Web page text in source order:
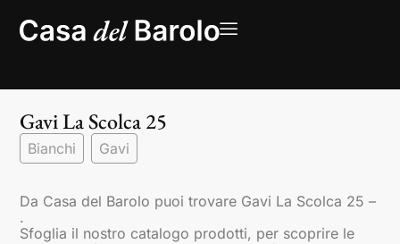
Gavi La Scolca 25
Bianchi Gavi
Da Casa del Barolo puoi trovare Gavi La Scolca 25 –
.
Sfoglia il nostro catalogo prodotti, per scoprire le